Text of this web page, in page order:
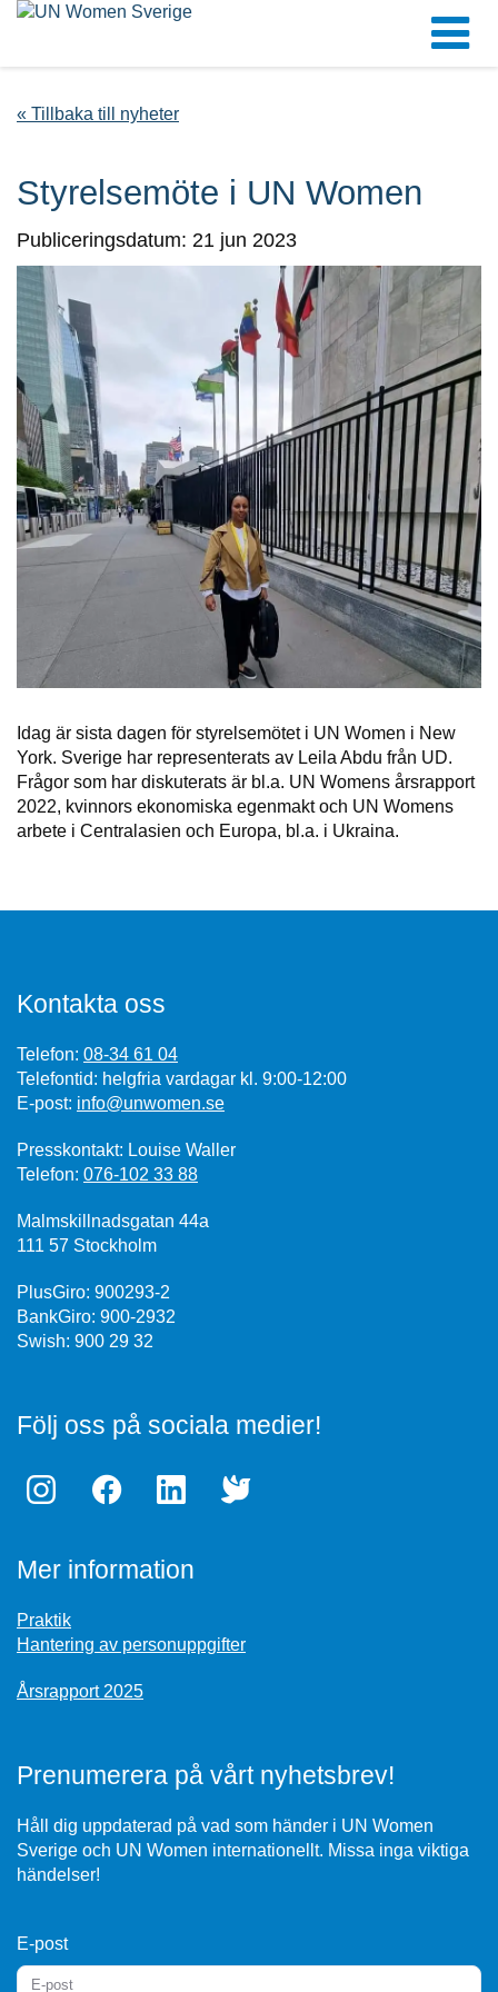
« Tillbaka till nyheter
Styrelsemöte i UN Women
Publiceringsdatum: 21 jun 2023
Idag är sista dagen för styrelsemötet i UN Women i New
York. Sverige har representerats av Leila Abdu från UD.
Frågor som har diskuterats är bl.a. UN Womens årsrapport
2022, kvinnors ekonomiska egenmakt och UN Womens
arbete i Centralasien och Europa, bl.a. i Ukraina.
Kontakta oss
Telefon: 08-34 61 04
Telefontid: helgfria vardagar kl. 9:00-12:00
E-post: info@unwomen.se
Presskontakt: Louise Waller
Telefon: 076-102 33 88
Malmskillnadsgatan 44a
111 57 Stockholm
PlusGiro: 900293-2
BankGiro: 900-2932
Swish: 900 29 32
Följ oss på sociala medier!
Mer information
Praktik
Hantering av personuppgifter
Årsrapport 2025
Prenumerera på vårt nyhetsbrev!
Håll dig uppdaterad på vad som händer i UN Women
Sverige och UN Women internationellt. Missa inga viktiga
händelser!
E-post